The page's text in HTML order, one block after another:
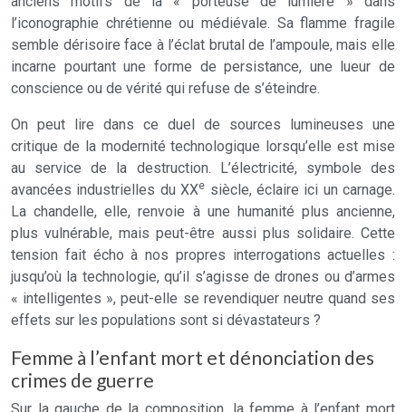
l’iconographie chrétienne ou médiévale. Sa flamme fragile
semble dérisoire face à l’éclat brutal de l’ampoule, mais elle
incarne pourtant une forme de persistance, une lueur de
conscience ou de vérité qui refuse de s’éteindre.
On peut lire dans ce duel de sources lumineuses une
critique de la modernité technologique lorsqu’elle est mise
au service de la destruction. L’électricité, symbole des
avancées industrielles du XXe siècle, éclaire ici un carnage.
La chandelle, elle, renvoie à une humanité plus ancienne,
plus vulnérable, mais peut-être aussi plus solidaire. Cette
tension fait écho à nos propres interrogations actuelles :
jusqu’où la technologie, qu’il s’agisse de drones ou d’armes
« intelligentes », peut-elle se revendiquer neutre quand ses
effets sur les populations sont si dévastateurs ?
Femme à l’enfant mort et dénonciation des
crimes de guerre